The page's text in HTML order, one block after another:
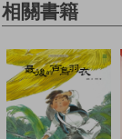
相關書籍